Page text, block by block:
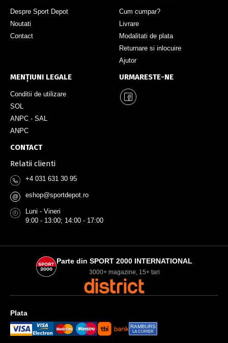
Despre Sport Depot
Noutati
Contact
Cum cumpar?
Livrare
Modalitati de plata
Returnare si inlocuire
Ajutor
MENȚIUNI LEGALE
Conditii de utilizare
SOL
ANPC - SAL
ANPC
URMARESTE-NE
CONTACT
Relatii clienti
+4 031 631 30 95
@ eshop@sportdepot.ro
Luni - Vineri
9:00 - 13:00; 14:00 - 17:00
Parte din SPORT 2000 INTERNATIONAL
3000+ magazine, 15+ tari
Plata
RAMBURS
LA CURIER